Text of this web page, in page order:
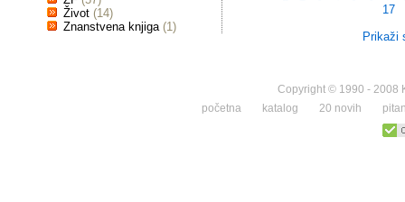
Život (14)
Znanstvena knjiga (1)
17
Prikaži
Copyright © 1990 - 2008
početna
katalog 20 novih